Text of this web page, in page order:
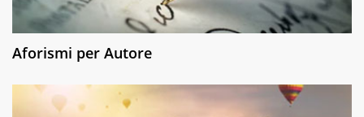
Aforismi per Autore